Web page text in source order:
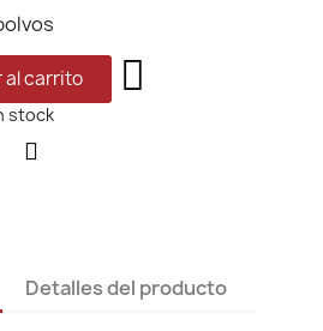
al carrito
stock
Detalles del producto